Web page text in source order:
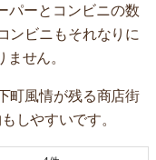
パーとコンビニの数
ンビニもそれなりに
せん。
町風情が残る商店街
しやすいです。